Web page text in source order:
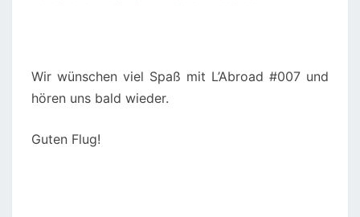
Wir wünschen viel Spaß mit L’Abroad #007 und
hören uns bald wieder.
Guten Flug!